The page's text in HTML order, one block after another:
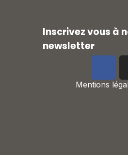
Inscrivez vous à
newsletter
Mentions